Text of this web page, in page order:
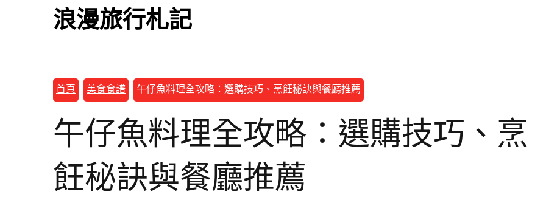
浪漫旅行札記
首頁 美食食譜 午仔魚料理全攻略：選購技巧、烹飪秘訣與餐廳推薦
午仔魚料理全攻略：選購技巧、烹
飪秘訣與餐廳推薦